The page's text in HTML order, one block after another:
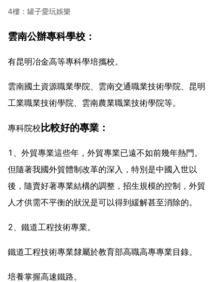
4樓：罐子愛玩娛樂
雲南公辦專科學校：
有昆明冶金高等專科學培攜校。
雲南國土資源職業學院、雲南交通職業技術學院、昆明
工業職業技術學院、雲南農業職業技術學院等。
專科院校 比較好的專業：
1、外貿專業這些年，外貿專業已遠不如前幾年熱門。
但隨著我國外貿體制改革的深入，特別是中國入世以
後，隨賣好著專業結構的調整，招生規模的控制，外貿
人才供需不平衡的狀況是可以得到緩解甚至消除的。
2、鐵道工程技術專業。
鐵道工程技術專業隸屬於教育部高職高專專業目錄。
培養掌握高速鐵路。